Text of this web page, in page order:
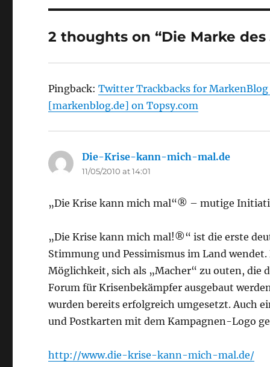
2 thoughts on “Die Marke des
Pingback:Twitter Trackbacks for MarkenBlog
[markenblog.de] on Topsy.com
Die-Krise-kann-mich-mal.de
11/05/2010 at 14:01
„Die Krise kann mich mal“® – mutige
„Die Krise kann mich mal!®“ ist die erste
Stimmung und Pessimismus im Land
Möglichkeit, sich als „Macher“ zu outen, die
Forum für Krisenbekämpfer ausgebaut
wurden bereits erfolgreich umgesetzt. Auch
und Postkarten mit dem Kampagnen-Logo
http://www.die-krise-kann-mich-mal.de/